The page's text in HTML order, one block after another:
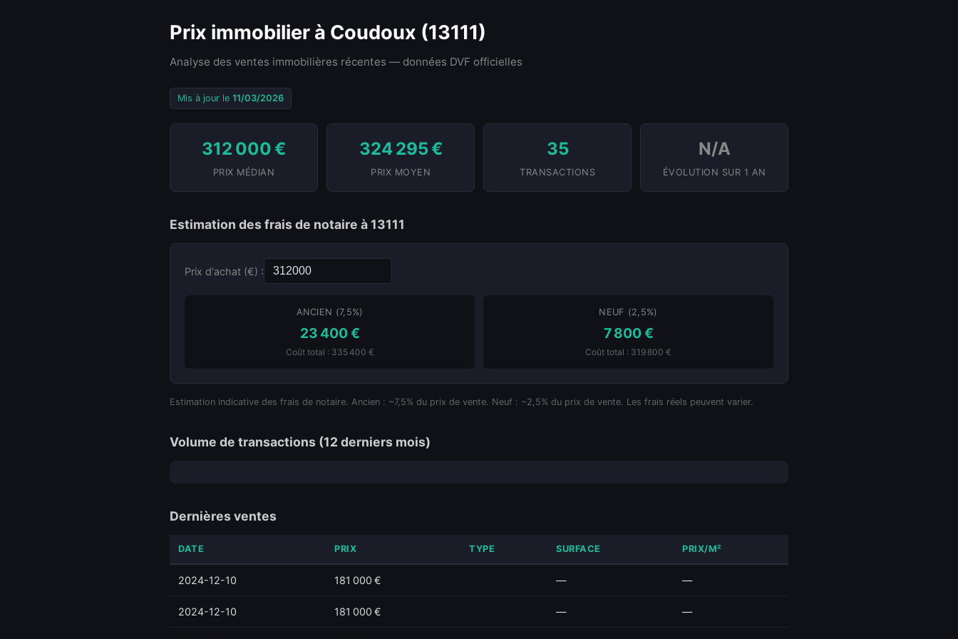
Prix immobilier à Coudoux (13111)
Analyse des ventes immobilières récentes — données DVF officielles
Mis à jour le 11/03/2026
312 000 €
PRIX MÉDIAN
324 295 €
PRIX MOYEN
35
TRANSACTIONS
N/A
ÉVOLUTION SUR 1 AN
Estimation des frais de notaire à 13111
Prix d'achat (€) :
ANCIEN (7,5%)
23 400 €
Coût total : 335 400 €
NEUF (2,5%)
7 800 €
Coût total : 319 800 €
Estimation indicative des frais de notaire. Ancien : ~7,5% du prix de vente. Neuf : ~2,5% du prix de vente. Les frais réels peuvent varier.
Volume de transactions (12 derniers mois)
Dernières ventes
DATE PRIX TYPE SURFACE PRIX/M²
2024-12-10 181 000 € — —
2024-12-10 181 000 € — —